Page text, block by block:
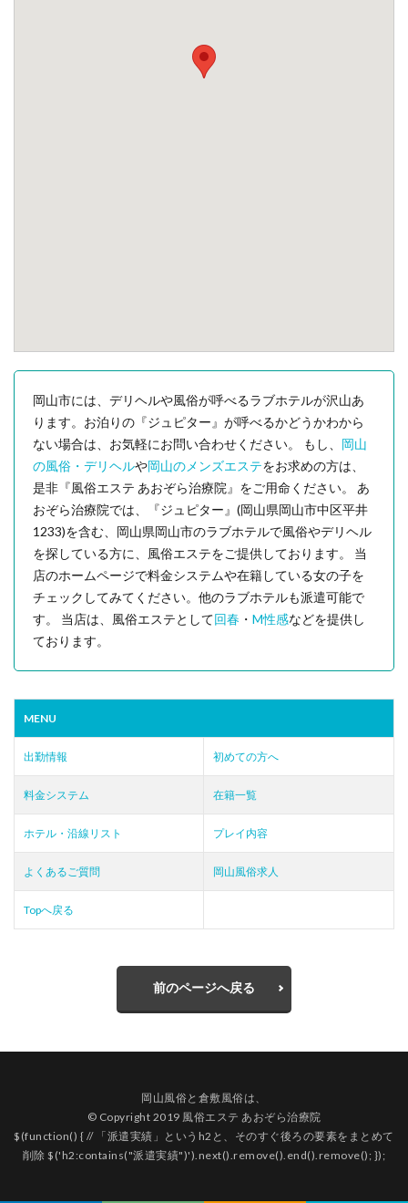
岡山市には、デリヘルや風俗が呼べるラブホテルが沢山あ
ります。お泊りの『ジュピター』が呼べるかどうかわから
ない場合は、お気軽にお問い合わせください。 もし、 岡山
の風俗・デリヘルや岡山のメンズエステをお求めの方は、
是非『風俗エステ あおぞら治療院』をご用命ください。 あ
おぞら治療院では、『ジュピター』(岡山県岡山市中区平井
1233)を含む、岡山県岡山市のラブホテルで風俗やデリヘル
を探している方に、風俗エステをご提供しております。 当
店のホームページで料金システムや在籍している女の子を
チェックしてみてください。他のラブホテルも派遣可能で
す。 当店は、風俗エステとして回春 ・ M性感などを提供し
ております。
MENU
出勤情報 初めての方へ
料金システム 在籍一覧
ホテル・沿線リスト プレイ内容
よくあるご質問 岡山風俗求人
Topへ戻る
前のページへ戻る
岡山風俗と 倉敷風俗は、
© Copyright 2019 風俗エステ あおぞら治療院
$(function() { // 「派遣実績」というh2と、そのすぐ後ろの要素をまとめて
削除 $('h2:contains("派遣実績")').next().remove().end().remove(); });